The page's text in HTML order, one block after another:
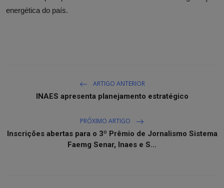
energética do país.
ARTIGO ANTERIOR
INAES apresenta planejamento estratégico
PRÓXIMO ARTIGO
Inscrições abertas para o 3º Prêmio de Jornalismo Sistema
Faemg Senar, Inaes e S...